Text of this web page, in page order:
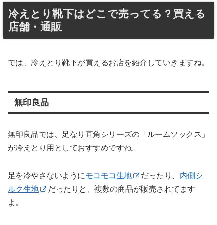
冷えとり靴下はどこで売ってる？買える
店舗・通販
では、冷えとり靴下が買えるお店を紹介していきますね。
無印良品
無印良品では、足なり直角シリーズの「ルームソックス」
が冷えとり用としておすすめですね。
足を冷やさないようにモコモコ生地 だったり、 内側シ
ルク生地
だったりと、複数の商品が販売されてます
よ。